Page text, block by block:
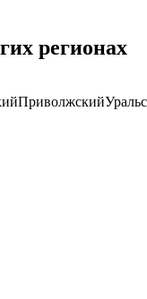
регионах
Приволжский